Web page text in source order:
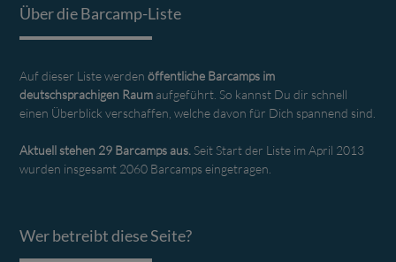
Über die Barcamp-Liste
Auf dieser Liste werdenöffentliche Barcamps im
deutschsprachigen Raum aufgeführt. So kannst Du dir schnell
einen Überblick verschaffen, welche davon für Dich spannend sind.
Aktuell stehen 29 Barcamps aus. Seit Start der Liste im April 2013
wurden insgesamt 2060 Barcamps eingetragen.
Wer betreibt diese Seite?